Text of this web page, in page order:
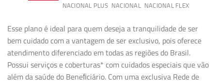
NACIONAL PLUS NACIONAL NACIONAL FLEX
Esse plano é ideal para quem deseja a tranquilidade de ser
bem cuidado com a vantagem de ser exclusivo, pois oferece
atendimento diferenciado em todas as regiões do Brasil.
Possui serviços e coberturas* com cuidados especiais que vão
além da saúde do Beneﬁciário. Com uma exclusiva Rede de